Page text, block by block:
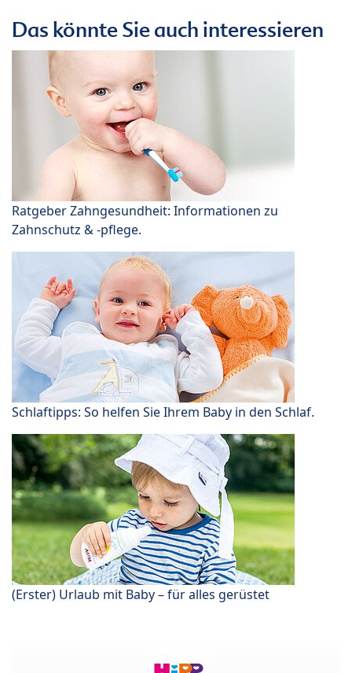
Das könnte Sie auch interessieren
Ratgeber Zahngesundheit: Informationen zu
Zahnschutz & -pflege.
Schlaftipps: So helfen Sie Ihrem Baby in den Schlaf.
(Erster) Urlaub mit Baby – für alles gerüstet